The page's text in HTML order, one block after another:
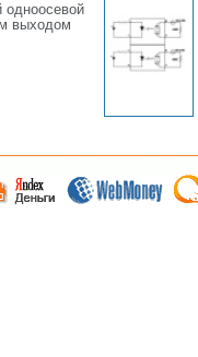
одноосевой
выходом